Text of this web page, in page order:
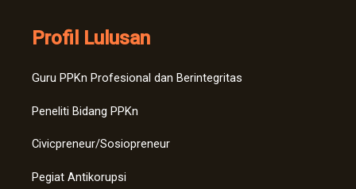
Profil Lulusan
Guru PPKn Profesional dan Berintegritas
Peneliti Bidang PPKn
Civicpreneur/Sosiopreneur
Pegiat Antikorupsi